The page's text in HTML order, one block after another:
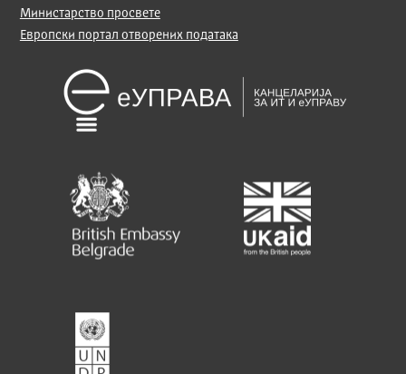
Министарство просвете
Европски портал отворених података